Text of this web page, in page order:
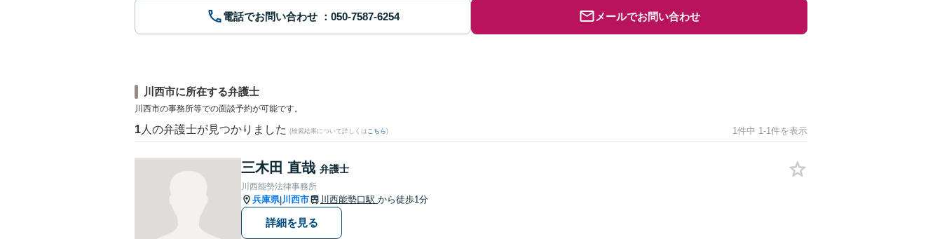
電話でお問い合わせ メールでお問い合わせ
川西市に所在する弁護士
川西市の事務所等での面談予約が可能です。
1 人の弁護士が見つかりました (検索結果について詳しくは こちら) 1件中 1-1件を表示
三木田 直哉 弁護士
川西能勢法律事務所
兵庫県|川西市 川西能勢口駅 から徒歩1分
詳細を見る